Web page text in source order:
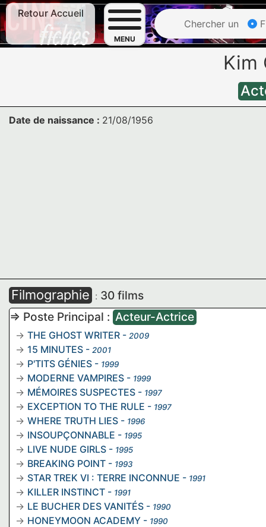
Retour Accueil
MENU
Chercher un
Kim
Date de naissance : 21/08/1956
Filmographie : 30 films
=> Poste Principal : Acteur-Actrice
THE GHOST WRITER - 2009
15 MINUTES - 2001
P'TITS GÉNIES - 1999
MODERNE VAMPIRES - 1999
MÉMOIRES SUSPECTES - 1997
EXCEPTION TO THE RULE - 1997
WHERE TRUTH LIES - 1996
INSOUPÇONNABLE - 1995
LIVE NUDE GIRLS - 1995
BREAKING POINT - 1993
STAR TREK VI : TERRE INCONNUE - 1991
KILLER INSTINCT - 1991
LE BUCHER DES VANITÉS - 1990
HONEYMOON ACADEMY - 1990